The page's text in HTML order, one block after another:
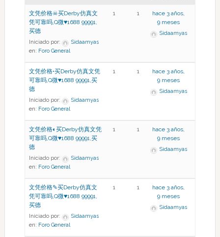
文凭价格☠买Derby仿真文
凭可靠吗,Q微♥1688 99991,
买德
Iniciado por:
Sidaamyas
en: Foro General
1 1
hace 3 años,
9 meses
Sidaamyas
文凭价格•买Derby仿真文凭
可靠吗,Q微♥1688 99991,买
德
Iniciado por:
Sidaamyas
en: Foro General
1 1
hace 3 años,
9 meses
Sidaamyas
文凭价格◐买Derby仿真文凭
可靠吗,Q微♥1688 99991,买
德
Iniciado por:
Sidaamyas
en: Foro General
1 1
hace 3 años,
9 meses
Sidaamyas
文凭价格✎买Derby仿真文
凭可靠吗,Q微♥1688 99991,
买德
Iniciado por:
Sidaamyas
en: Foro General
1 1
hace 3 años,
9 meses
Sidaamyas